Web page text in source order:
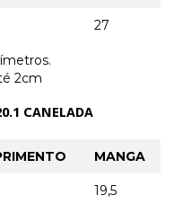
27
2cm
CANELADA
MANGA
19,5